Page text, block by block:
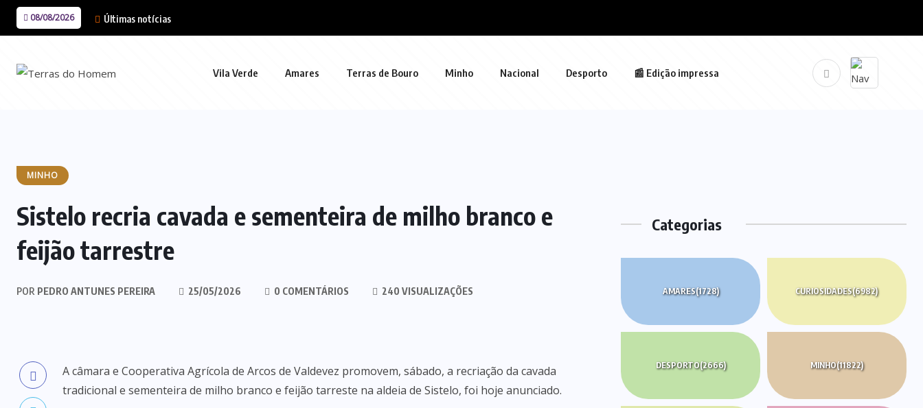
08/08/2026 Últimas notícias
Vila Verde Amares Terras de Bouro Minho Nacional Desporto 📰 Edição impressa
MINHO
Sistelo recria cavada e sementeira de milho branco e
feijão tarrestre
POR PEDRO ANTUNES PEREIRA 25/05/2026 0 COMENTÁRIOS 240 VISUALIZAÇÕES
A câmara e Cooperativa Agrícola de Arcos de Valdevez promovem, sábado, a recriação da cavada
tradicional e sementeira de milho branco e feijão tarreste na aldeia de Sistelo, foi hoje anunciado.
Categorias
AMARES(1728) CURIOSIDADES(6982)
DESPORTO(2666) MINHO(11822)